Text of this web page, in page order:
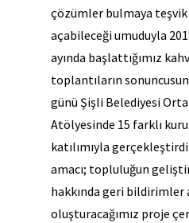
çözümler bulmaya
açabileceği umuduyla
ayında başlattığımız
toplantıların
günü Şişli Belediyesi
Atölyesinde 15 farklı
katılımıyla
amacı; topluluğun
hakkında geri bildirimler
oluşturacağımız proje